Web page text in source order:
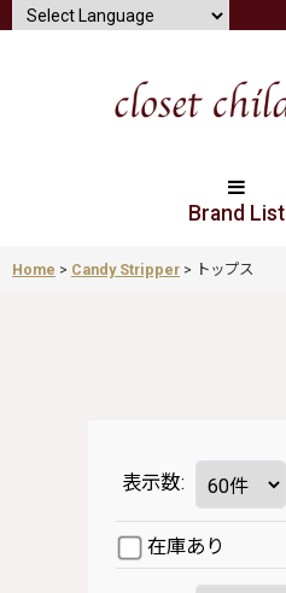
Brand List
Home > Candy Stripper > トップス
表示数:
在庫あり